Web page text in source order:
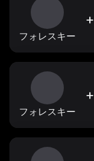
フォレスキー
+
フォレスキー
+